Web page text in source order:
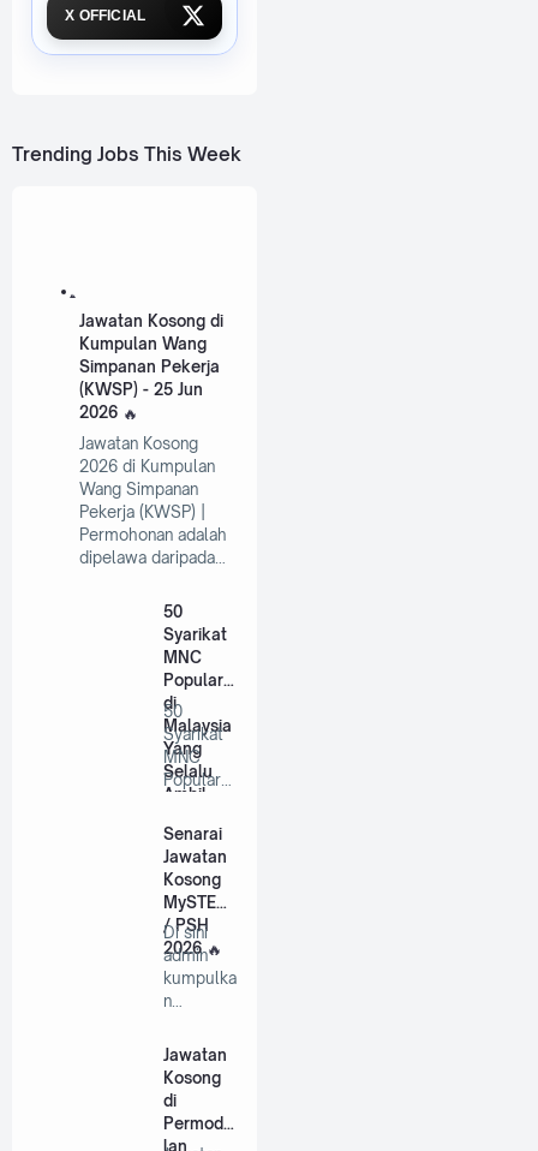
X OFFICIAL
Trending Jobs This Week
Jawatan Kosong di
Kumpulan Wang
Simpanan Pekerja
(KWSP) - 25 Jun
2026
Jawatan Kosong
2026 di Kumpulan
Wang Simpanan
Pekerja (KWSP) |
Permohonan adalah
dipelawa daripada…
50
Syarikat
MNC
Popular
di
Malaysia
Yang
Selalu
Ambil
Tahun
2026
50
Syarikat
MNC
Popular
Malaysia
Yang
Selalu
A…
Senarai
Jawatan
Kosong
MySTEP
/ PSH
2026
Di sini
admin
kumpulka
n
jawatan
mystep
di…
Jawatan
Kosong
di
Permoda
lan